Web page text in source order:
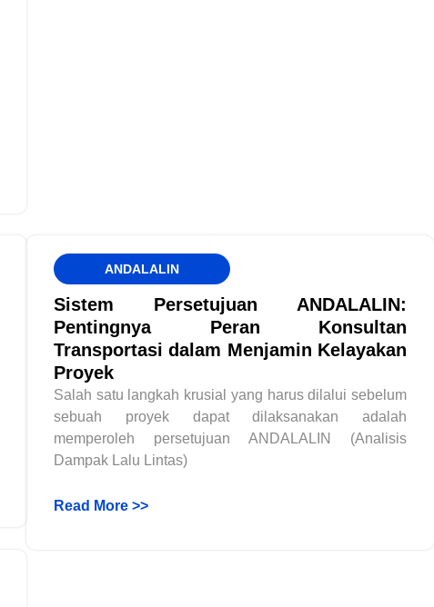
ANDALALIN
Sistem Persetujuan ANDALALIN:
Pentingnya Peran Konsultan
Transportasi dalam Menjamin Kelayakan
Proyek
Salah satu langkah krusial yang harus dilalui sebelum
sebuah proyek dapat dilaksanakan adalah
memperoleh persetujuan ANDALALIN (Analisis
Dampak Lalu Lintas)
Read More >>